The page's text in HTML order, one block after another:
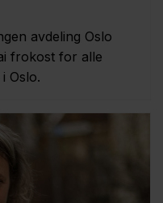
avdeling Oslo
frokost for alle
Oslo.